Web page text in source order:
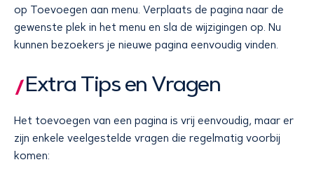
op Toevoegen aan menu. Verplaats de pagina naar de
gewenste plek in het menu en sla de wijzigingen op. Nu
kunnen bezoekers je nieuwe pagina eenvoudig vinden.
Extra Tips en Vragen
Het toevoegen van een pagina is vrij eenvoudig, maar er
zijn enkele veelgestelde vragen die regelmatig voorbij
komen: